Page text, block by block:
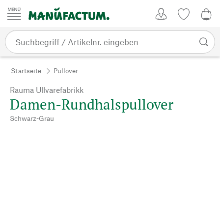
Zum Inhalt springen
Startseite Pullover
Rauma Ullvarefabrikk
Damen-Rundhalspullover
Schwarz-Grau